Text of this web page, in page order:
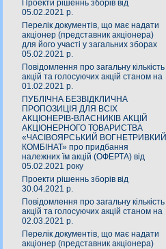
Проекти рішеннь зборів від
05.02.2021 р.
Перелік документів, що має надати
акціонер (представник акціонера)
для його участі у загальних зборах
05.02.2021 р.
Повідомлення про загальну кількість
акцій та голосуючих акцій станом на
01.02.2021 р.
ПУБЛІЧНА БЕЗВІДКЛИЧНА
ПРОПОЗИЦІЯ ДЛЯ ВСІХ
АКЦІОНЕРІВ-ВЛАСНИКІВ АКЦІЙ
АКЦІОНЕРНОГО ТОВАРИСТВА
«ЧАСIВОЯРСЬКИЙ ВОГНЕТРИВКИЙ
КОМБIНАТ» про придбання
належних їм акцій (ОФЕРТА) від
05.02.2021 року
Проекти рішеннь зборів від
30.04.2021 р.
Повідомлення про загальну кількість
акцій та голосуючих акцій станом на
02.03.2021 р.
Перелік документів, що має надати
акціонер (представник акціонера)